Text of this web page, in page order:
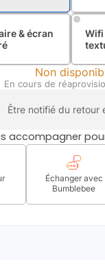
& écran
Wifi
Non
En cours de
Être notifié du retour
accompagner
Échanger avec
Bumblebee